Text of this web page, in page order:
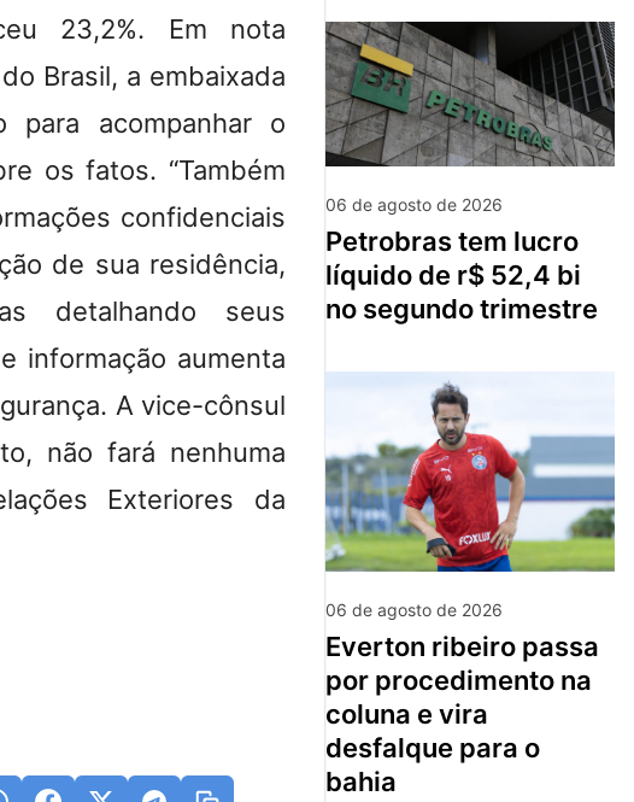
23,2%. Em nota
Brasil, a embaixada
para acompanhar o
os fatos. “Também
confidenciais
de sua residência,
detalhando seus
informação aumenta
A vice-cônsul
não fará nenhuma
Exteriores da
06 de agosto de 2026
petrobras tem lucro
líquido de r$ 52,4 bi
no segundo trimestre
06 de agosto de 2026
everton ribeiro passa
por procedimento na
coluna e vira
desfalque para o
bahia